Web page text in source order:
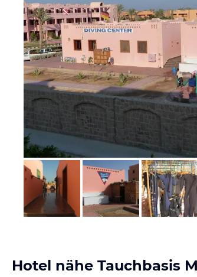
Bild melden
von Wolfgang
Hotel nähe Tauchbasis